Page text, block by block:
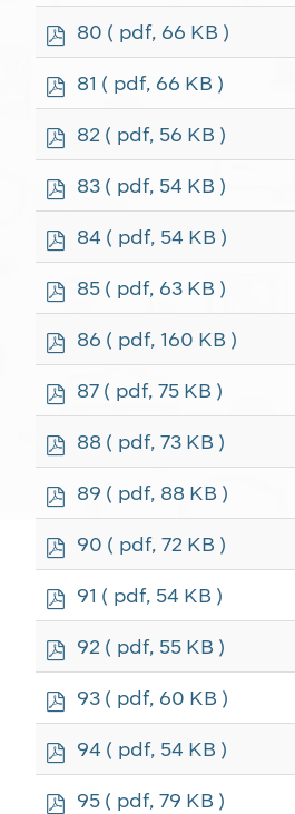
p
80 ( pdf, 66 KB )
p
81 ( pdf, 66 KB )
p
82 ( pdf, 56 KB )
p
83 ( pdf, 54 KB )
p
84 ( pdf, 54 KB )
p
85 ( pdf, 63 KB )
p
86 ( pdf, 160 KB )
p
87 ( pdf, 75 KB )
p
88 ( pdf, 73 KB )
p
89 ( pdf, 88 KB )
p
90 ( pdf, 72 KB )
p
91 ( pdf, 54 KB )
p
92 ( pdf, 55 KB )
p
93 ( pdf, 60 KB )
p
94 ( pdf, 54 KB )
p
95 ( pdf, 79 KB )